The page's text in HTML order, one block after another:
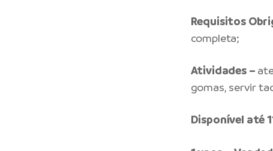
Requisitos
completa;
Atividades –
gomas, servir
Disponível até